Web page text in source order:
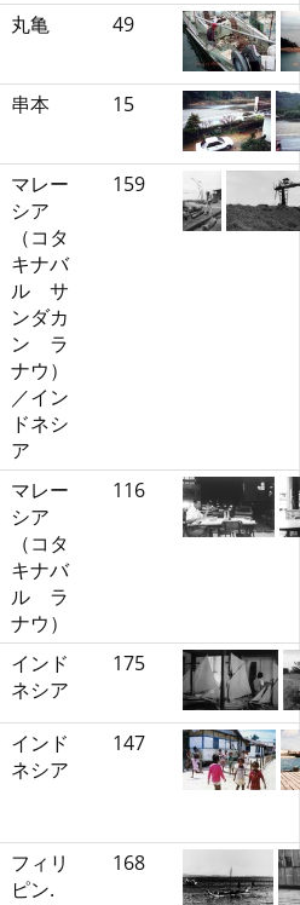
丸亀 49
串本 15
マレー
シア
（コタ
キナバ
ル サ
ンダカ
ン ラ
ナウ）
／イン
ドネシ
ア
159
マレー
シア
（コタ
キナバ
ル ラ
ナウ）
116
インド
ネシア
175
インド
ネシア
147
フィリ
ピン.
168